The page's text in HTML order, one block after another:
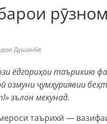
Душанбе
ёдгориҳои таърихию
озмуни ҷумҳуриявии
эълон мекунад.
таърихӣ —